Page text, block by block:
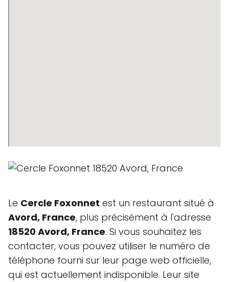
Le Cercle Foxonnet est un restaurant situé à
Avord, France, plus précisément à l'adresse
18520 Avord, France. Si vous souhaitez les
contacter, vous pouvez utiliser le numéro de
téléphone fourni sur leur page web officielle,
qui est actuellement indisponible. Leur site